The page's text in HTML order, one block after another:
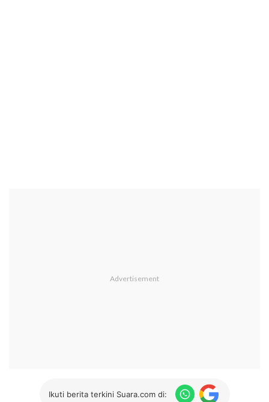
Ikuti berita terkini Suara.com di: